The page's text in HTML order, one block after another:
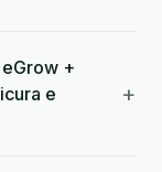
+
e
+